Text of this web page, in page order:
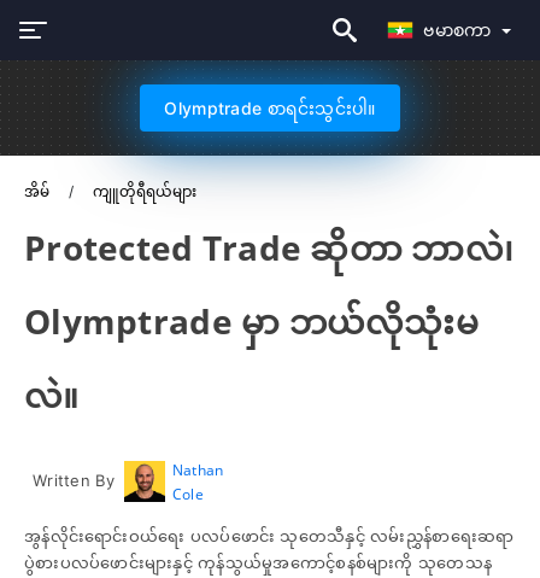
ဗမာစကာ
Olymptrade စာရင်းသွင်းပါ။
အိမ် ကျူတိုရီရယ်များ
Protected Trade ဆိုတာ ဘာလဲ၊
Olymptrade မှာ ဘယ်လိုသုံးမ
လဲ။
Written By
Nathan
Cole
အွန်လိုင်းရောင်းဝယ်ရေး ပလပ်ဖောင်း သုတေသီနှင့် လမ်းညွှန်စာရေးဆရာ
ပွဲစားပလပ်ဖောင်းများနှင့် ကုန်သွယ်မှုအကောင့်စနစ်များကို သုတေသန